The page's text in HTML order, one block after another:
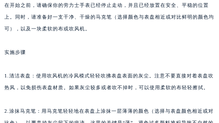
在开始之前，请确保你的劳力士手表已经停止走动，并且已经放置在安全、平稳的位置
上。同时，请准备好一支干净、干燥的马克笔（选择颜色与表盘相近或对比鲜明的颜色均
可），以及一块柔软的布或吹风机。
实施步骤
1.清洁表盘：使用吹风机的冷风模式轻轻吹拂表盘表面的灰尘。注意不要直接对着表盘吹
热风，以免损伤表盘材质。如果灰尘较多或者吹不掉时，可以使用柔软的布轻轻擦拭。
2.涂抹马克笔：用马克笔轻轻地在表盘上涂抹一层薄薄的颜色（选择与表盘颜色相近或对